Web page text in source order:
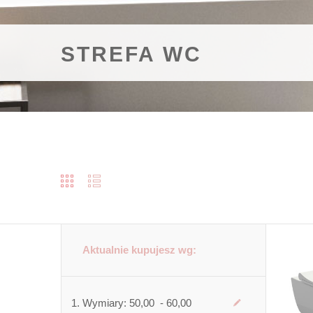
STREFA WC
Aktualnie kupujesz wg:
Wymiary: 50,00 - 60,00